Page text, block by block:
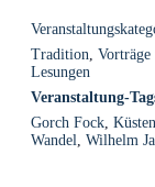
Tradition Vorträge
Lesungen
Veranstaltung-
Gorch Fock
Wandel Wilhelm